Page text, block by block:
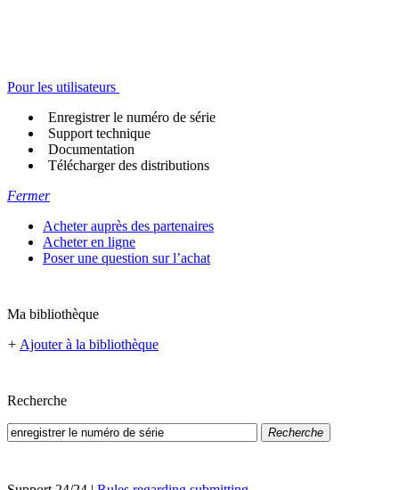
Pour les utilisateurs
Enregistrer le numéro de série
Support technique
Documentation
Télécharger des distributions
Fermer
Acheter auprès des partenaires
Acheter en ligne
Poser une question sur l’achat
Ma bibliothèque
+ Ajouter à la bibliothèque
Recherche
Recherche